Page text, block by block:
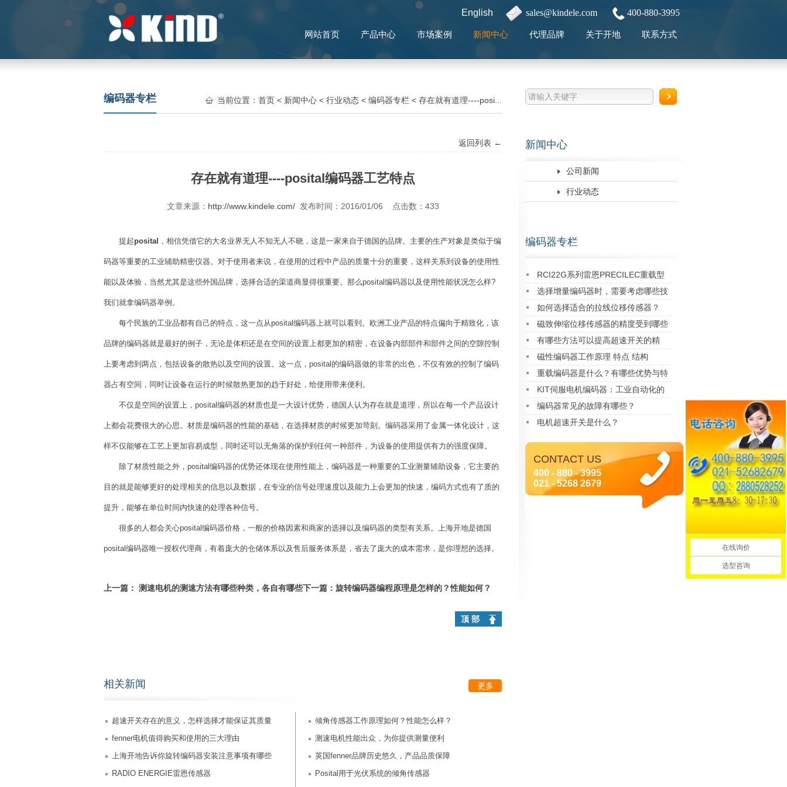
English sales@kindele.com 400-880-3995
网站首页 产品中心 市场案例 新闻中心 代理品牌 关于开地 联系方式
新闻中心
公司新闻
行业动态
编码器专栏
RCI22G系列雷恩PRECILEC重载型
编码器
选择增量编码器时，需要考虑哪些技
术指标？
如何选择适合的拉线位移传感器？
磁致伸缩位移传感器的精度受到哪些
因素的影响？
有哪些方法可以提高超速开关的精
度？
磁性编码器工作原理 特点 结构
重载编码器是什么？有哪些优势与特
点
KIT伺服电机编码器：工业自动化的
精密核心
编码器常见的故障有哪些？
电机超速开关是什么？
CONTACT US
400 - 880 - 3995
021 - 5268 2679
编码器专栏 当前位置： 首页 < 新闻中心 < 行业动态 < 编码器专栏 < 存在就有道理----posi...
返回列表 ←
存在就有道理----posital编码器工艺特点
文章来源： http://www.kindele.com/发布时间：2016/01/06 点击数： 433
提起posital ，相信凭借它的大名业界无人不知无人不晓，这是一家来自于德国的品牌。主要的生产对象是类似于编
码器等重要的工业辅助精密仪器。对于使用者来说，在使用的过程中产品的质量十分的重要，这样关系到设备的使用性
能以及体验，当然尤其是这些外国品牌，选择合适的渠道商显得很重要。那么posital编码器以及使用性能状况怎么样?
我们就拿编码器举例。
每个民族的工业品都有自己的特点，这一点从posital编码器上就可以看到。欧洲工业产品的特点偏向于精致化，该
品牌的编码器就是最好的例子，无论是体积还是在空间的设置上都更加的精密，在设备内部部件和部件之间的空隙控制
上要考虑到两点，包括设备的散热以及空间的设置。这一点，posital的编码器做的非常的出色，不仅有效的控制了编码
器占有空间，同时让设备在运行的时候散热更加的趋于好处，给使用带来便利。
不仅是空间的设置上，posital编码器的材质也是一大设计优势，德国人认为存在就是道理，所以在每一个产品设计
上都会花费很大的心思。材质是编码器的性能的基础，在选择材质的时候更加苛刻。编码器采用了金属一体化设计，这
样不仅能够在工艺上更加容易成型，同时还可以无角落的保护到任何一种部件，为设备的使用提供有力的强度保障。
除了材质性能之外，posital编码器的优势还体现在使用性能上，编码器是一种重要的工业测量辅助设备，它主要的
目的就是能够更好的处理相关的信息以及数据，在专业的信号处理速度以及能力上会更加的快速，编码方式也有了质的
提升，能够在单位时间内快速的处理各种信号。
很多的人都会关心posital编码器价格，一般的价格因素和商家的选择以及编码器的类型有关系。上海开地是德国
posital编码器唯一授权代理商，有着庞大的仓储体系以及售后服务体系是，省去了庞大的成本需求，是你理想的选择。
上一篇： 测速电机的测速方法有哪些种类，各自有哪些下一篇： 旋转编码器编程原理是怎样的？性能如何？
顶 部
相关新闻 更多
超速开关存在的意义，怎样选择才能保证其质量
倾角传感器工作原理如何？性能怎么样？
fenner电机值得购买和使用的三大理由
测速电机性能出众，为你提供测量便利
上海开地告诉你旋转编码器安装注意事项有哪些
英国fenner品牌历史悠久，产品品质保障
RADIO ENERGIE雷恩传感器
Posital用于光伏系统的倾角传感器
在线询价
选型咨询